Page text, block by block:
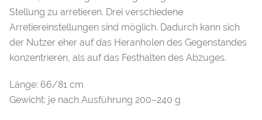
Stellung zu arretieren. Drei verschiedene
Arretiereinstellungen sind möglich. Dadurch kann sich
der Nutzer eher auf das Heranholen des Gegenstandes
konzentrieren, als auf das Festhalten des Abzuges.
Länge: 66/81 cm
Gewicht: je nach Ausführung 200–240 g